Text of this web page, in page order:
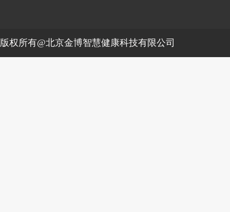
版权所有@北京金博智慧健康科技有限公司